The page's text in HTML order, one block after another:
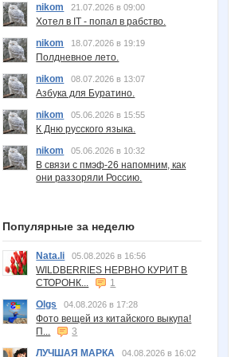
nikom 21.07.2026 в 09:00
Хотел в IT - попал в рабство.
nikom
18.07.2026 в 19:19
Полдневное лето.
nikom
08.07.2026 в 13:07
Азбука для Буратино.
nikom
05.06.2026 в 15:55
К Дню русского языка.
nikom
05.06.2026 в 10:32
В связи с пмэф-26 напомним, как
они раззоряли Россию.
Популярные за неделю
Nata.li 05.08.2026 в 16:56
WILDBERRIES НЕРВНО КУРИТ В
СТОРОНК...
1
Olgs
04.08.2026 в 17:28
Фото вещей из китайского выкупа!
П...
3
ЛУЧШАЯ МАРКА
04.08.2026 в 16:02